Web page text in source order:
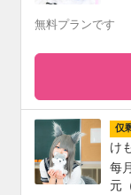
無料プランです
仅
け
每
元